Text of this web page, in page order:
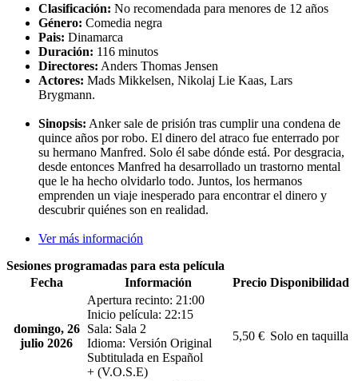
Clasificación: No recomendada para menores de 12 años
Género: Comedia negra
Pais: Dinamarca
Duración: 116 minutos
Directores: Anders Thomas Jensen
Actores: Mads Mikkelsen, Nikolaj Lie Kaas, Lars
Brygmann.
Sinopsis: Anker sale de prisión tras cumplir una condena de
quince años por robo. El dinero del atraco fue enterrado por
su hermano Manfred. Solo él sabe dónde está. Por desgracia,
desde entonces Manfred ha desarrollado un trastorno mental
que le ha hecho olvidarlo todo. Juntos, los hermanos
emprenden un viaje inesperado para encontrar el dinero y
descubrir quiénes son en realidad.
Ver más información
Sesiones programadas para esta película
Fecha
Información Precio Disponibilidad
domingo, 26
julio 2026
Apertura recinto: 21:00
Inicio película: 22:15
Sala: Sala 2
Idioma: Versión Original
Subtitulada en Español
+ (V.O.S.E)
5,50 € Solo en taquilla